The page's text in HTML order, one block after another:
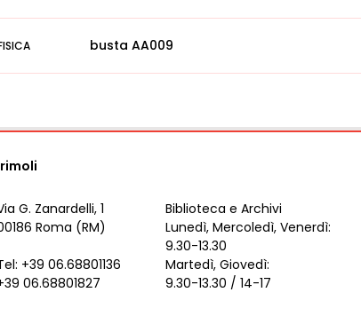
busta AA009
G. Zanardelli, 1
Roma (RM)
+39 06.68801136
06.68801827
Biblioteca e Archivi
Lunedì, Mercoledì, Venerdì:
9.30-13.30
Martedì, Giovedì:
9.30-13.30 / 14-17